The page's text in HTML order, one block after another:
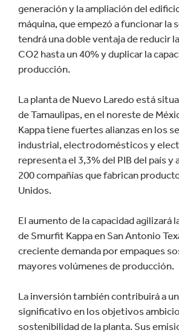
generación y la ampliación del
máquina, que empezó a funcionar la
tendrá una doble ventaja de reducir
CO2 hasta un 40% y duplicar la
producción.
La planta de Nuevo Laredo está
de Tamaulipas, en el noreste de
Kappa tiene fuertes alianzas en los
industrial, electrodomésticos y
representa el 3,3% del PIB del país y
200 compañías que fabrican
Unidos.
El aumento de la capacidad agilizará
de Smurfit Kappa en San Antonio
creciente demanda por empaques
mayores volúmenes de producción.
La inversión también contribuirá a
significativo en los objetivos
sostenibilidad de la planta. Sus